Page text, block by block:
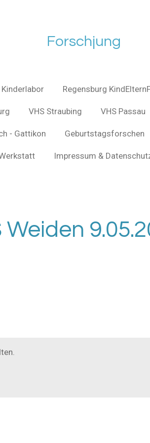
Forschjung
Regensburg
VHS Straubing VHS Passau
- Gattikon Geburtstagsforschen
Impressum &